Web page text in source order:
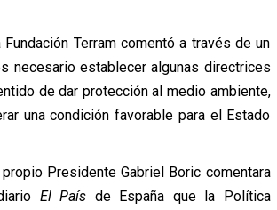
Terram comentó a través de un
necesario establecer algunas directrices
de dar protección al medio ambiente,
una condición favorable para el Estado
Presidente Gabriel Boric comentara
El País de España que la Política